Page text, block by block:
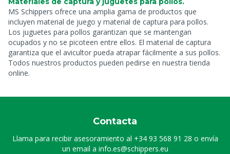
MS Schippers ofrece una amplia gama de productos que
incluyen material de juego y material de captura para pollos.
Los juguetes para pollos garantizan que se mantengan
ocupados y no se picoteen entre ellos. El material de captura
garantiza que el avicultor pueda atrapar fácilmente a sus pollos.
Todos nuestros productos pueden pedirse en nuestra tienda
online.
Contacta
Llama para recibir asesoramiento al +34 93 568 91 28 o envía
un email a info.es@schippers.eu